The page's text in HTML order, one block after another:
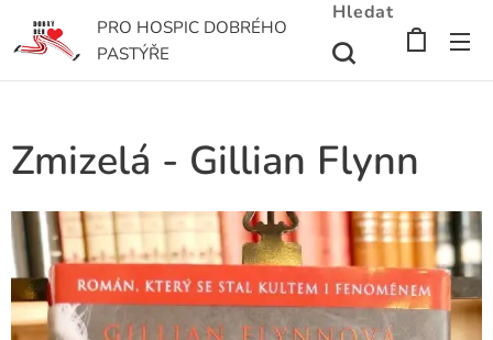
PRO HOSPIC DOBRÉHO
PASTÝŘE
Hledat
Zmizelá - Gillian Flynn